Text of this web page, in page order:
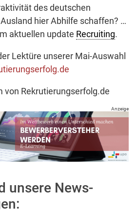
des deutschen
hier Abhilfe schaffen? …
aktuellen update Recruiting.
Lektüre unserer Mai-Auswahl
von Rekrutierungserfolg.de
Anzeige
unsere News-